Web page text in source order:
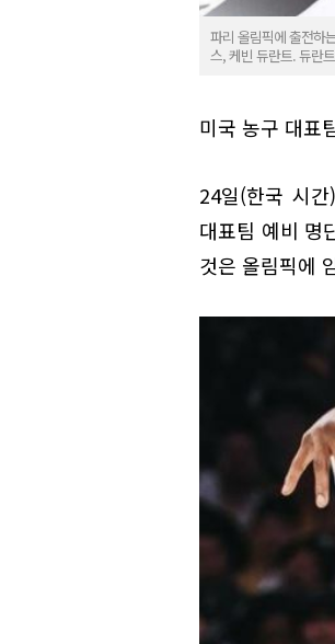
파리 올림픽에 출전하
스, 케빈 듀란트. 듀란
미국 농구 대표
24일(한국 시
대표팀 예비 명
것은 올림픽에